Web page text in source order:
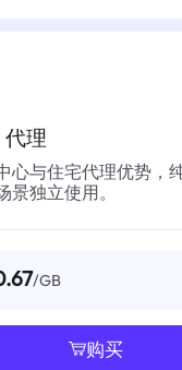
代理
心与住宅代理优势，
景独立使用。
/GB
购买